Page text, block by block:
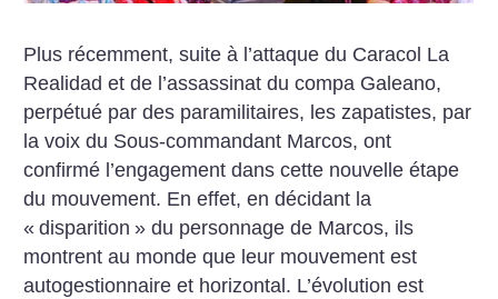
Plus récemment, suite à l’attaque du Caracol La
Realidad et de l’assassinat du compa Galeano,
perpétué par des paramilitaires, les zapatistes, par
la voix du Sous-commandant Marcos, ont
confirmé l’engagement dans cette nouvelle étape
du mouvement. En effet, en décidant la
« disparition » du personnage de Marcos, ils
montrent au monde que leur mouvement est
autogestionnaire et horizontal. L’évolution est